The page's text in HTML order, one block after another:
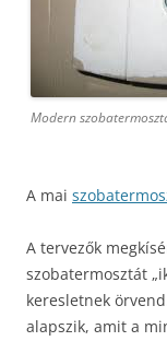
Modern
A mai
A tervezők
szobatermosztát
keresletnek
alapszik, amit a